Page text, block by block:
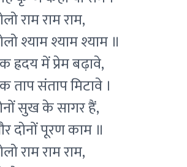
राम राम राम,
श्याम श्याम श्याम ॥
ह्रदय में प्रेम बढ़ावे,
ताप संताप मिटावे ।
सुख के सागर हैं,
दोनों पूरण काम ॥
राम राम राम,